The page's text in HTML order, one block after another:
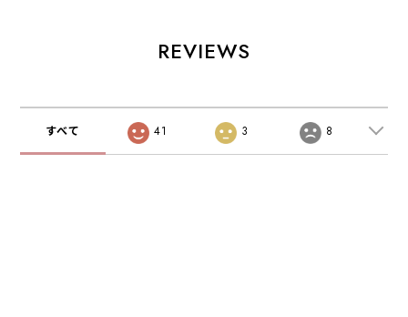
ホ 簡単に取外し
iPhone Android
ンパクト 高級 コ
ンパクト財布 ミニ
財布 SANBASHI
（PU・ネイビー）
ンパクト 高級 コ
ンパクト財布 ミニ
財布 SANBASHI
（牛皮・ブラッ
REVIEWS
すべて 41 3 8